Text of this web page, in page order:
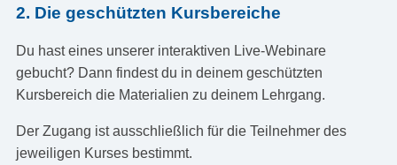
2. Die geschützten Kursbereiche
Du hast eines unserer interaktiven Live-Webinare
gebucht? Dann findest du in deinem geschützten
Kursbereich die Materialien zu deinem Lehrgang.
Der Zugang ist ausschließlich für die Teilnehmer des
jeweiligen Kurses bestimmt.